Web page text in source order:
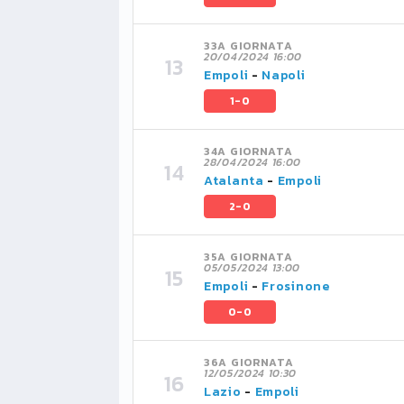
33A GIORNATA
20/04/2024 16:00
Empoli - Napoli
1-0
34A GIORNATA
28/04/2024 16:00
Atalanta - Empoli
2-0
35A GIORNATA
05/05/2024 13:00
Empoli - Frosinone
0-0
36A GIORNATA
12/05/2024 10:30
Lazio - Empoli